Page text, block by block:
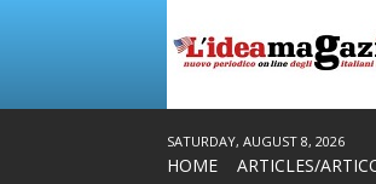
SATURDAY, AUGUST 8, 2026
HOME ARTICLES/